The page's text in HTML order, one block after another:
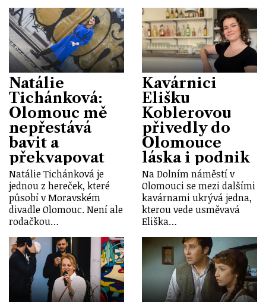
Natálie
Tichánková:
Olomouc mě
nepřestává
bavit a
překvapovat
Natálie Tichánková je
jednou z hereček, které
působí v Moravském
divadle Olomouc. Není ale
rodačkou…
Kavárnici
Elišku
Koblerovou
přivedly do
Olomouce
láska i podnik
Na Dolním náměstí v
Olomouci se mezi dalšími
kavárnami ukrývá jedna,
kterou vede usměvavá
Eliška…